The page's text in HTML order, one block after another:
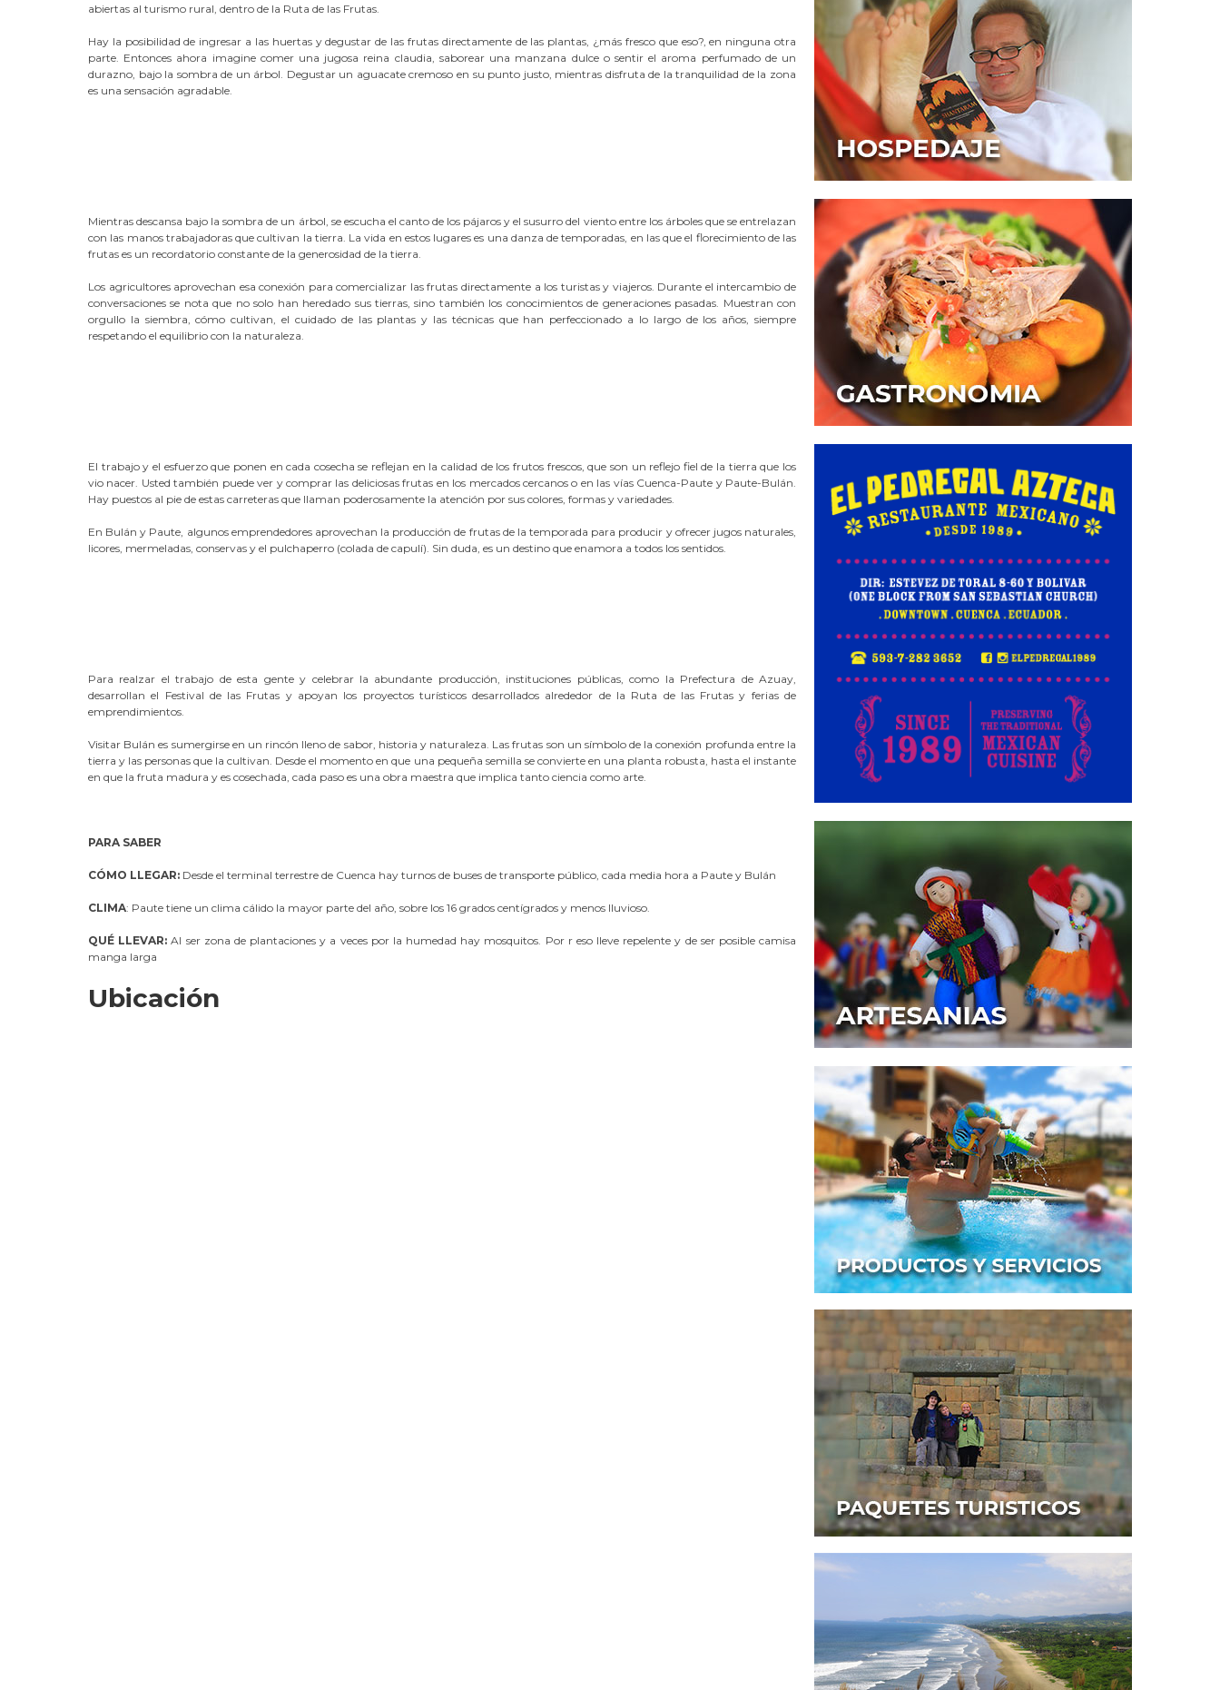
abiertas al turismo rural, dentro de la Ruta de las Frutas.
Hay la posibilidad de ingresar a las huertas y degustar de las frutas directamente de las plantas, ¿más fresco que eso?, en ninguna otra
parte. Entonces ahora imagine comer una jugosa reina claudia, saborear una manzana dulce o sentir el aroma perfumado de un
durazno, bajo la sombra de un árbol. Degustar un aguacate cremoso en su punto justo, mientras disfruta de la tranquilidad de la zona
es una sensación agradable.
Mientras descansa bajo la sombra de un árbol, se escucha el canto de los pájaros y el susurro del viento entre los árboles que se entrelazan
con las manos trabajadoras que cultivan la tierra. La vida en estos lugares es una danza de temporadas, en las que el florecimiento de las
frutas es un recordatorio constante de la generosidad de la tierra.
Los agricultores aprovechan esa conexión para comercializar las frutas directamente a los turistas y viajeros. Durante el intercambio de
conversaciones se nota que no solo han heredado sus tierras, sino también los conocimientos de generaciones pasadas. Muestran con
orgullo la siembra, cómo cultivan, el cuidado de las plantas y las técnicas que han perfeccionado a lo largo de los años, siempre
respetando el equilibrio con la naturaleza.
El trabajo y el esfuerzo que ponen en cada cosecha se reflejan en la calidad de los frutos frescos, que son un reflejo fiel de la tierra que los
vio nacer. Usted también puede ver y comprar las deliciosas frutas en los mercados cercanos o en las vías Cuenca-Paute y Paute-Bulán.
Hay puestos al pie de estas carreteras que llaman poderosamente la atención por sus colores, formas y variedades.
En Bulán y Paute, algunos emprendedores aprovechan la producción de frutas de la temporada para producir y ofrecer jugos naturales,
licores, mermeladas, conservas y el pulchaperro (colada de capulí). Sin duda, es un destino que enamora a todos los sentidos.
Para realzar el trabajo de esta gente y celebrar la abundante producción, instituciones públicas, como la Prefectura de Azuay,
desarrollan el Festival de las Frutas y apoyan los proyectos turísticos desarrollados alrededor de la Ruta de las Frutas y ferias de
emprendimientos.
Visitar Bulán es sumergirse en un rincón lleno de sabor, historia y naturaleza. Las frutas son un símbolo de la conexión profunda entre la
tierra y las personas que la cultivan. Desde el momento en que una pequeña semilla se convierte en una planta robusta, hasta el instante
en que la fruta madura y es cosechada, cada paso es una obra maestra que implica tanto ciencia como arte.
PARA SABER
CÓMO LLEGAR: Desde el terminal terrestre de Cuenca hay turnos de buses de transporte público, cada media hora a Paute y Bulán
CLIMA: Paute tiene un clima cálido la mayor parte del año, sobre los 16 grados centígrados y menos lluvioso.
QUÉ LLEVAR:Al ser zona de plantaciones y a veces por la humedad hay mosquitos. Por r eso lleve repelente y de ser posible camisa
manga larga
Ubicación